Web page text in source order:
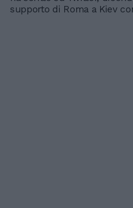
supporto di Roma a Kiev